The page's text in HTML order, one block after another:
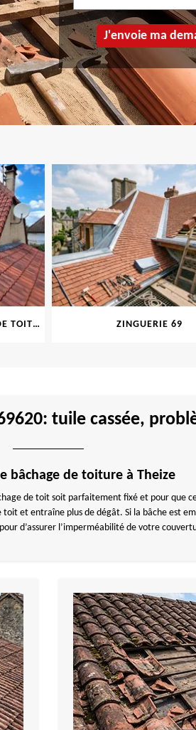
NETTOYAGE ET DÉMOUSSAGE DE TOITURE ET FAÇADE 69 ZINGUERIE 69
tuile cassée,
bâchage de toiture à Theize
de toit soit parfaitement fixé et pour que
et entraîne plus de dégât. Si la bâche est
d’assurer l’imperméabilité de votre